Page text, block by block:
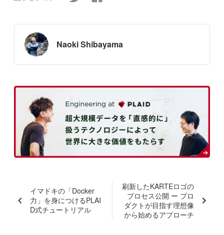
Naoki Shibayama
イマドキの「Docker
力」を身につけるPLAI
D式チュートリアル
刷新したKARTEロゴの
プロセス公開 ー プロ
ダクトが目指す理想像
から始めるアプローチ